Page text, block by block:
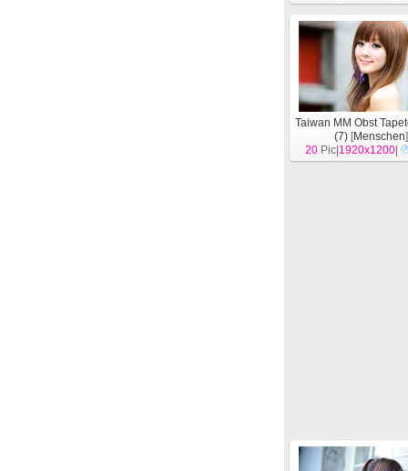
Taiwan MM Obst
(7) [Menschen]
20 Pic| 1920x1200